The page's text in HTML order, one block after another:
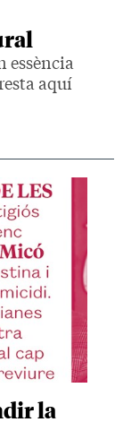
essència
aquí
la